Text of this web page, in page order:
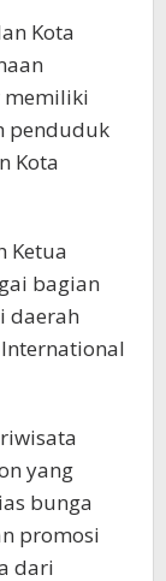
Kota
memiliki
penduduk
Kota
Ketua
bagian
daerah
yang
bunga
promosi
dari